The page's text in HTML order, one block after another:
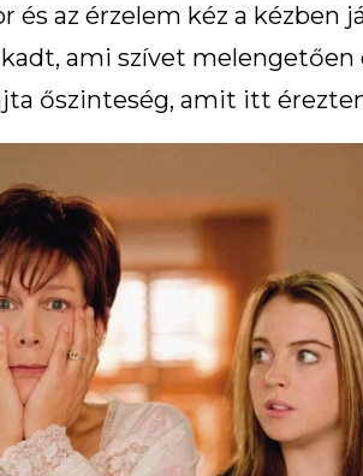
és az érzelem kéz a kézben
ami szívet melengetően
őszinteség, amit itt